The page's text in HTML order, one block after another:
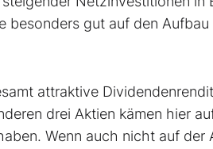
besonders gut auf den
attraktive
drei Aktien kämen hier
Wenn auch nicht auf der